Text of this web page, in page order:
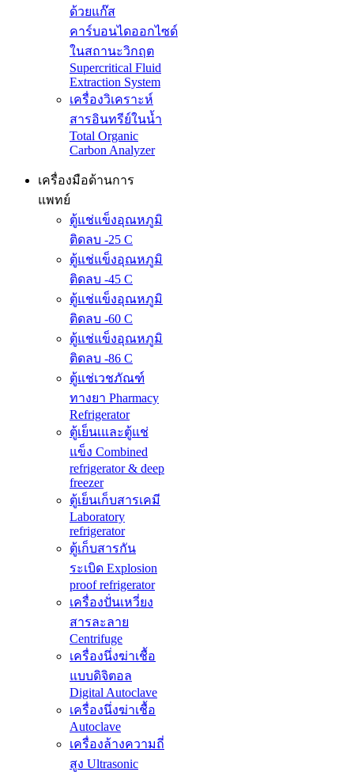
ด้วยแก๊ส
คาร์บอนไดออกไซด์
ในสถานะวิกฤต
Supercritical Fluid
Extraction System
เครื่องวิเคราะห์
สารอินทรีย์ในน้ำ
Total Organic
Carbon Analyzer
เครื่องมือด้านการ
แพทย์
ตู้แช่แข็งอุณหภูมิ
ติดลบ -25 C
ตู้แช่แข็งอุณหภูมิ
ติดลบ -45 C
ตู้แช่แข็งอุณหภูมิ
ติดลบ -60 C
ตู้แช่แข็งอุณหภูมิ
ติดลบ -86 C
ตู้แช่เวชภัณฑ์
ทางยา Pharmacy
Refrigerator
ตู้เย็นเและตู้แช่
แข็ง Combined
refrigerator & deep
freezer
ตู้เย็นเก็บสารเคมี
Laboratory
refrigerator
ตู้เก็บสารกัน
ระเบิด Explosion
proof refrigerator
เครื่องปั่นเหวี่ยง
สารละลาย
Centrifuge
เครื่องนึ่งฆ่าเชื้อ
แบบดิจิตอล
Digital Autoclave
เครื่องนึ่งฆ่าเชื้อ
Autoclave
เครื่องล้างความถี่
สูง Ultrasonic